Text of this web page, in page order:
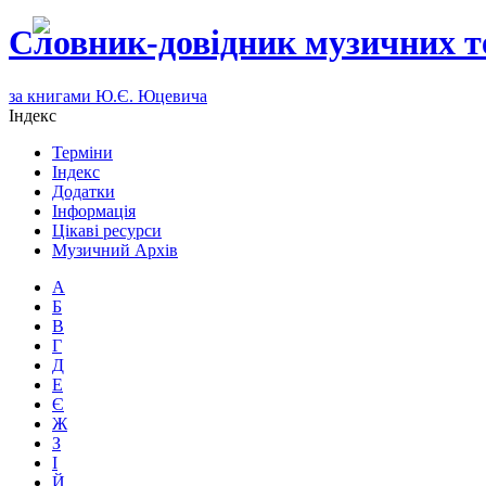
Словник-довідник музичних
за книгами Ю.Є. Юцевича
Індекс
Терміни
Індекс
Додатки
Інформація
Цікаві ресурси
Музичний Архів
А
Б
В
Г
Д
Е
Є
Ж
З
І
Й